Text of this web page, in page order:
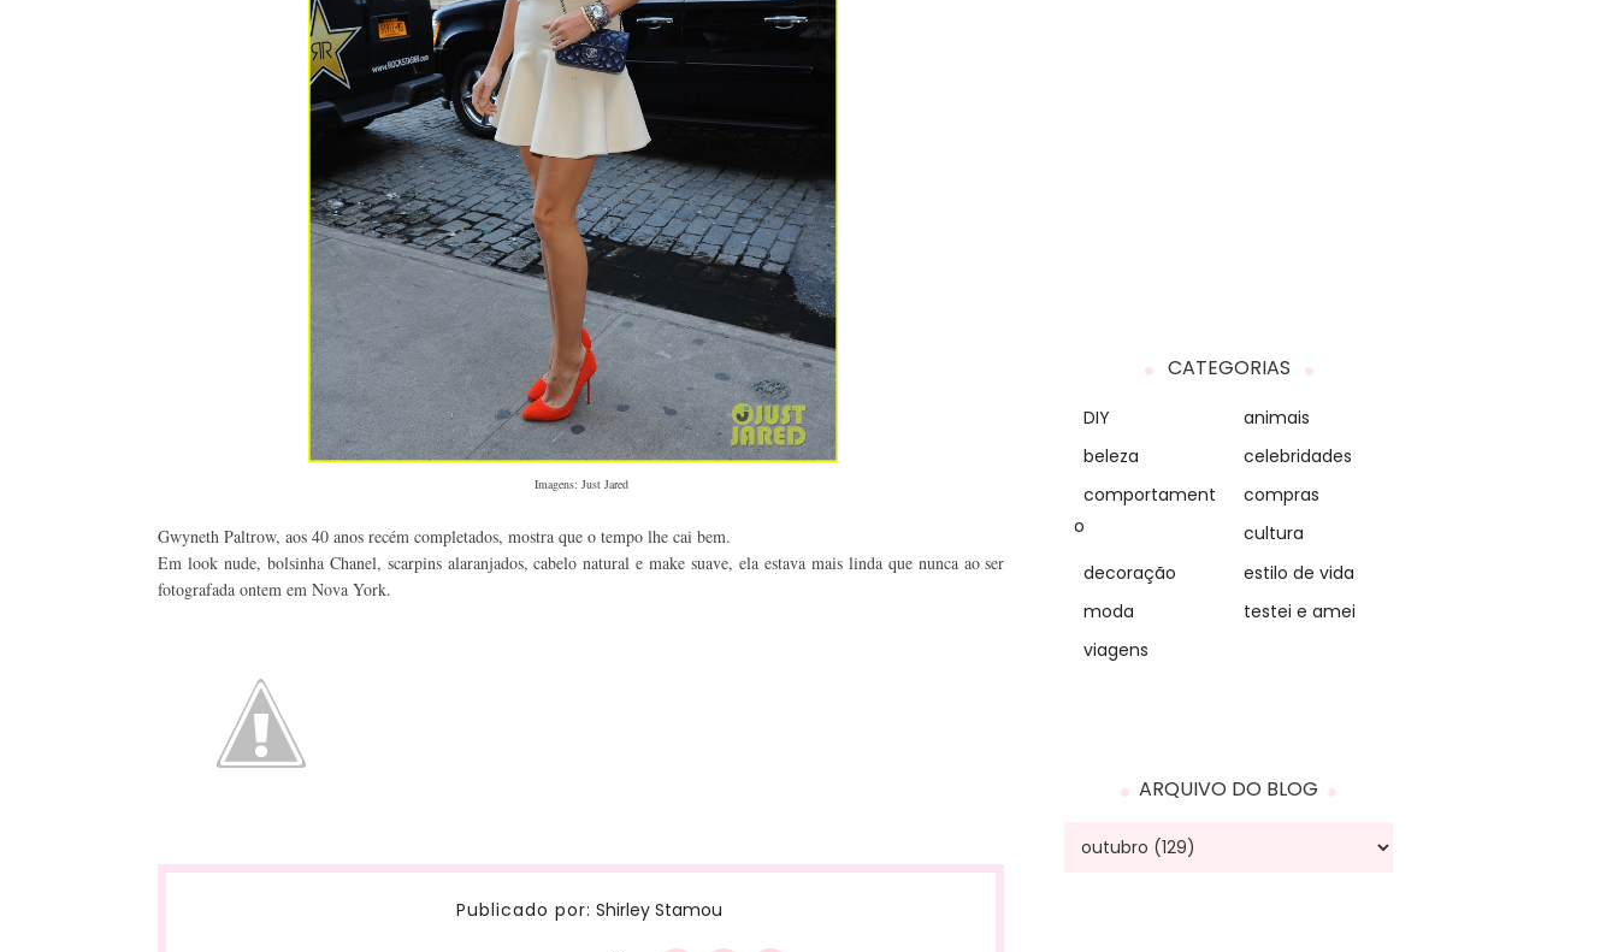
Imagens: Just Jared
Gwyneth Paltrow, aos 40 anos recém completados, mostra que o tempo lhe cai bem.
Em look nude, bolsinha Chanel, scarpins alaranjados, cabelo natural e make suave, ela estava mais linda que nunca ao ser
fotografada ontem em Nova York.
Publicado por: Shirley Stamou
CATEGORIAS
DIY
animais
beleza
celebridades
comportament
o
compras
cultura
decoração
estilo de vida
moda
testei e amei
viagens
ARQUIVO DO BLOG